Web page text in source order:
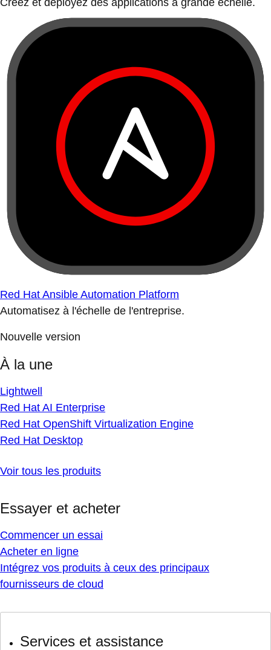
Créez et déployez des applications à grande échelle.
Red Hat Ansible Automation Platform
Automatisez à l'échelle de l'entreprise.
Nouvelle version
À la une
Lightwell
Red Hat AI Enterprise
Red Hat OpenShift Virtualization Engine
Red Hat Desktop
Voir tous les produits
Essayer et acheter
Commencer un essai
Acheter en ligne
Intégrez vos produits à ceux des principaux
fournisseurs de cloud
Services et assistance